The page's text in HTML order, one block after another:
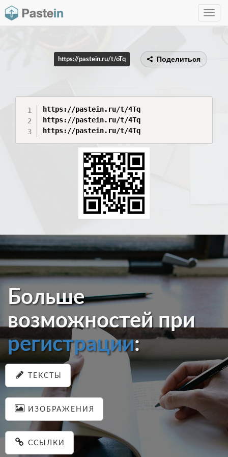
Toggle
https://pastein.ru/t/oTq Поделиться
https://pastein.ru/t/4Tq
https://pastein.ru/t/4Tq
Больше
возможностей при
регистрации:
ТЕКСТЫ
ИЗОБРАЖЕНИЯ
ССЫЛКИ